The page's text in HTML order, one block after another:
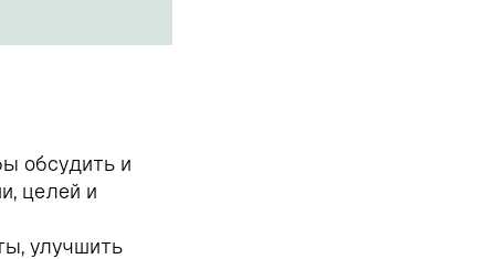
обсудить и
целей и
улучшить